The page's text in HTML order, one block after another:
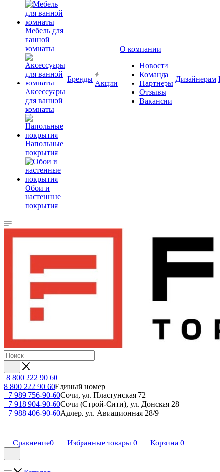
Мебель для
ванной
комнаты
Аксессуары
для ванной
комнаты
Напольные
покрытия
Обои и
настенные
покрытия
Бренды
Акции
О компании
Новости
Команда
Партнеры
Отзывы
Вакансии
Дизайнерам
8 800 222 90 60
8 800 222 90 60Единый номер
+7 989 756-90-60Сочи, ул. Пластунская 72
+7 918 904-90-60Сочи (Строй-Сити), ул. Донская 28
+7 988 406-90-60Адлер, ул. Авиационная 28/9
Сравнение0 Избранные товары 0 Корзина 0